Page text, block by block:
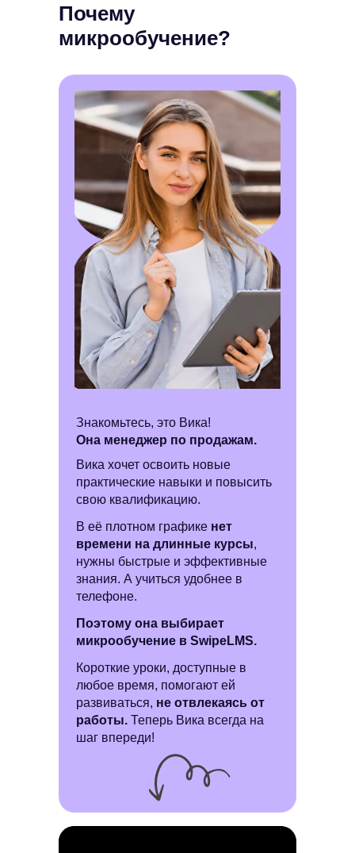
Почему
микрообучение?
Знакомьтесь, это Вика!
Она менеджер по продажам.
Вика хочет освоить новые
практические навыки и повысить
свою квалификацию.
В её плотном графике нет
времени на длинные курсы,
нужны быстрые и эффективные
знания. А учиться удобнее в
телефоне.
Поэтому она выбирает
микрообучение в SwipeLMS.
Короткие уроки, доступные в
любое время, помогают ей
развиваться, не отвлекаясь от
работы. Теперь Вика всегда на
шаг впереди!